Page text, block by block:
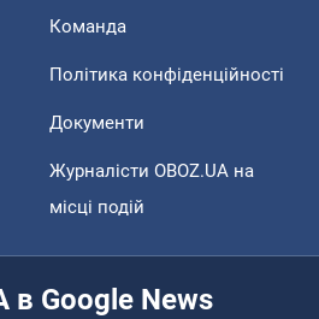
Команда
Політика конфіденційності
Документи
Журналісти OBOZ.UA на
місці подій
в Google News